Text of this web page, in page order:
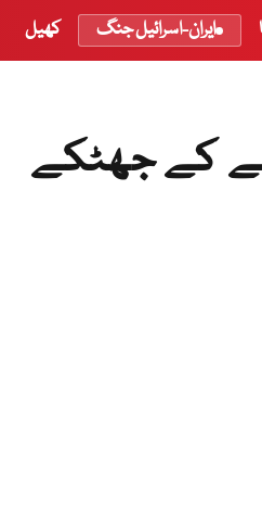
ایران-اسرائیل جنگ کھیل
کے جھٹکے